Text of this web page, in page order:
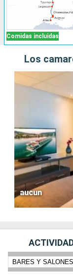
Comidas incluidas
Los
aucun
BARES Y SALONES